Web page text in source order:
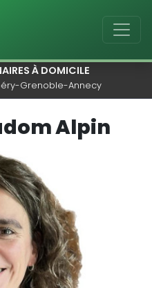
À DOMICILE
Grenoble-Annecy
Alpin